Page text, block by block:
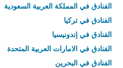
الفنادق في المملكة العربية السعودية
الفنادق في تركيا
الفنادق في إندونيسيا
الفنادق في الامارات العربية المتحدة
الفنادق في البحرين